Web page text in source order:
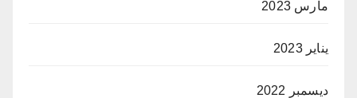
مارس 2023
يناير 2023
ديسمبر 2022